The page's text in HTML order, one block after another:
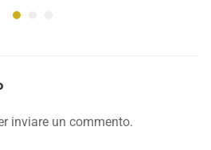
inviare un commento.